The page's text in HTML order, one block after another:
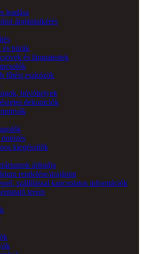
leadása
árajánlatkérés
és búrák
és lámpatestek
fűtési eszközök
búvóhelyek
dekorációk
öntözés
kiegészítők
árlistája
rendelése/árajánlat
szállítással kapcsolatos információk
terem